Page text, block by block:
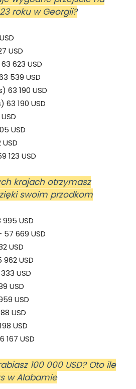
roku w Georgii?
USD
623 USD
539 USD
63 190 USD
63 190 USD
USD
123 USD
krajach otrzymasz
swoim przodkom
USD
669 USD
USD
USD
USD
USD
USD
USD
USD
167 USD
100 000 USD? Oto ile
w Alabamie